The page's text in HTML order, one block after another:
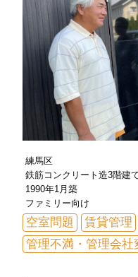
練馬区
鉄筋コンクリート造3階建
1990年1月築
ファミリー向け
空室問題 賃貸管理
管理不満・管理会社